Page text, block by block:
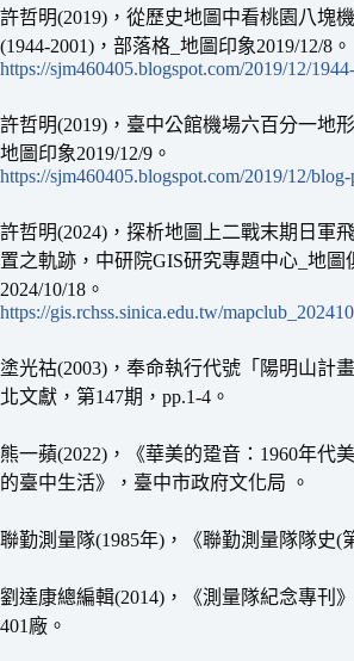
許哲明(2019)，從歷史地圖中看桃園八塊
(1944-2001)，部落格_地圖印象2019/12/8。
https://sjm460405.blogspot.com/2019/12/
許哲明(2019)，臺中公館機場六百分一地形
地圖印象2019/12/9。
https://sjm460405.blogspot.com/2019/12/
許哲明(2024)，探析地圖上二戰末期日軍
置之軌跡，中研院GIS研究專題中心_地圖
2024/10/18。
https://gis.rchss.sinica.edu.tw/
塗光祜(2003)，奉命執行代號「陽明山計
北文獻，第147期，pp.1-4。
熊一蘋(2022)，《華美的跫音：1960年代
的臺中生活》，臺中市政府文化局 。
聯勤測量隊(1985年)，《聯勤測量隊隊史(
劉達康總編輯(2014)，《測量隊紀念專刊
401廠。